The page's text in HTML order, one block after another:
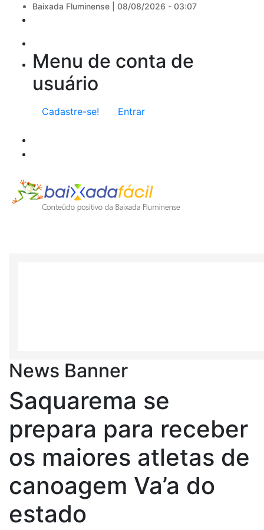
Baixada Fluminense | 08/08/2026 - 03:07
Menu de conta de
usuário
Cadastre-se! Entrar
News Banner
Saquarema se
prepara para receber
os maiores atletas de
canoagem Va’a do
estado